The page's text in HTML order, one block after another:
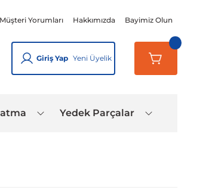
Müşteri Yorumları Hakkımızda Bayimiz Olun
Giriş Yap Yeni Üyelik
Yedek Parçalar